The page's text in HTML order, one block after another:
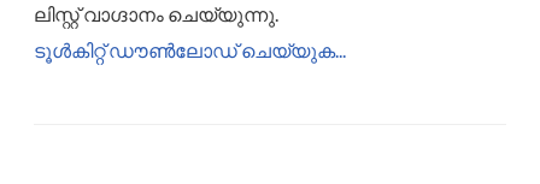
ലിസ്റ്റ് വാഗ്ദാനം ചെയ്യുന്നു.
ടൂൾകിറ്റ് ഡൗൺലോഡ് ചെയ്യുക...